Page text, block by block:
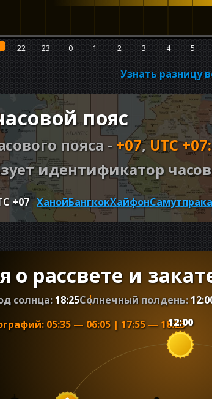
22 23 0 1 2 3 4 5
Узнать разницу
пояс
пояса - +07,UTC
идентификатор
+07 ХанойБангкокХайфон
рассвете и
солнца: 18:25Солнечный полдень:
: 05:35— 06:05| 17:55— 18:25
12:00